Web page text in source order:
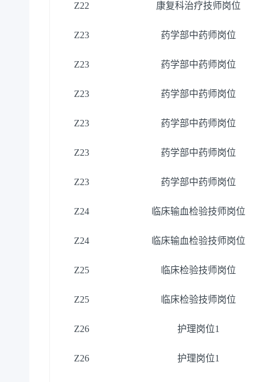
Z22 康复科治疗技师岗位
Z23 药学部中药师岗位
Z23 药学部中药师岗位
Z23 药学部中药师岗位
Z23 药学部中药师岗位
Z23 药学部中药师岗位
Z23 药学部中药师岗位
Z24 临床输血检验技师岗位
Z24 临床输血检验技师岗位
Z25 临床检验技师岗位
Z25 临床检验技师岗位
Z26 护理岗位1
Z26 护理岗位1